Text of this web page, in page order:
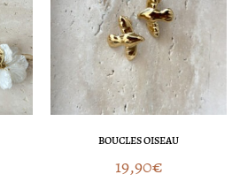
BOUCLES OISEAU
19,90€